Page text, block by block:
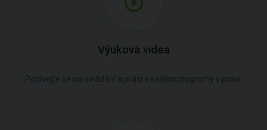
Výuková videa